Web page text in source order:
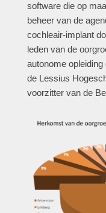
software die op
beheer van de
cochleair-implant
leden van de
autonome
de Lessius
voorzitter van de